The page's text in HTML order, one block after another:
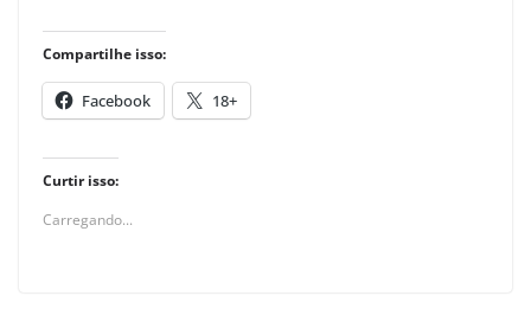
Compartilhe isso:
Facebook 18+
Curtir isso:
Carregando...